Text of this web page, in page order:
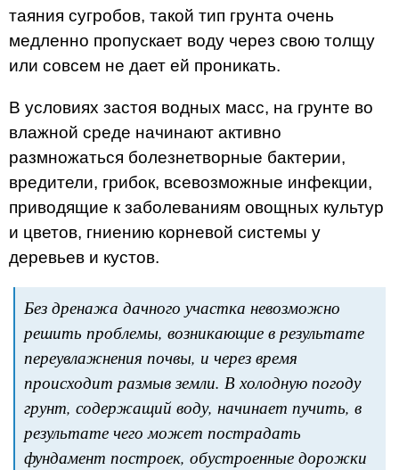
таяния сугробов, такой тип грунта очень
медленно пропускает воду через свою толщу
или совсем не дает ей проникать.
В условиях застоя водных масс, на грунте во
влажной среде начинают активно
размножаться болезнетворные бактерии,
вредители, грибок, всевозможные инфекции,
приводящие к заболеваниям овощных культур
и цветов, гниению корневой системы у
деревьев и кустов.
Без дренажа дачного участка невозможно
решить проблемы, возникающие в результате
переувлажнения почвы, и через время
происходит размыв земли. В холодную погоду
грунт, содержащий воду, начинает пучить, в
результате чего может пострадать
фундамент построек, обустроенные дорожки